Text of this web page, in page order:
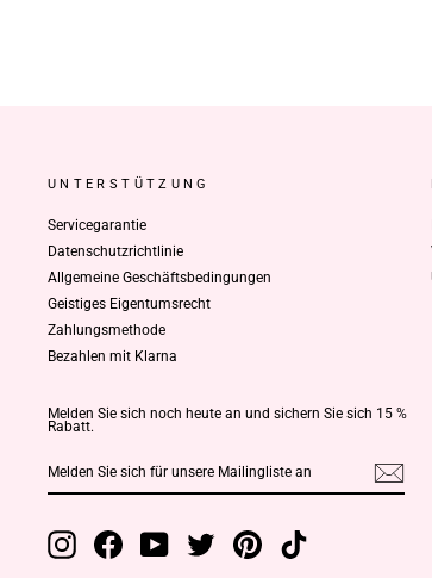
UNTERSTÜTZUNG
Servicegarantie
Datenschutzrichtlinie
Allgemeine Geschäftsbedingungen
Geistiges Eigentumsrecht
Zahlungsmethode
Bezahlen mit Klarna
Melden Sie sich noch heute an und sichern Sie sich 15 %
Rabatt.
SIE
SICH
FÜR
AN InstagramFacebookYouTubeTwitter Pinterest